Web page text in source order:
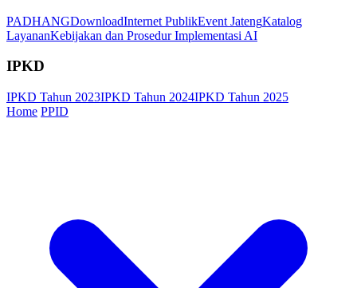
PADHANGDownloadInternet PublikEvent JatengKatalog
LayananKebijakan dan Prosedur Implementasi AI
IPKD
IPKD Tahun 2023IPKD Tahun 2024IPKD Tahun 2025
Home PPID